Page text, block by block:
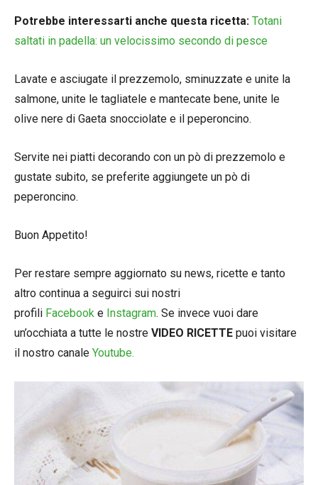
Potrebbe interessarti anche questa ricetta: Totani
saltati in padella: un velocissimo secondo di pesce
Lavate e asciugate il prezzemolo, sminuzzate e unite la
salmone, unite le tagliatele e mantecate bene, unite le
olive nere di Gaeta snocciolate e il peperoncino.
Servite nei piatti decorando con un pò di prezzemolo e
gustate subito, se preferite aggiungete un pò di
peperoncino.
Buon Appetito!
Per restare sempre aggiornato su news, ricette e tanto
altro continua a seguirci sui nostri
profili Facebook e Instagram. Se invece vuoi dare
un’occhiata a tutte le nostre VIDEO RICETTE puoi visitare
il nostro canale Youtube.